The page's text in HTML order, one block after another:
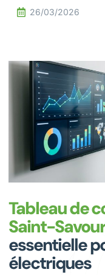
26/03/2026
Tableau de
Saint-
essentielle
électriques